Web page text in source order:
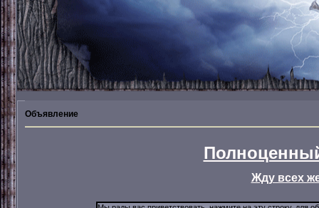
Объявление
Жду всех